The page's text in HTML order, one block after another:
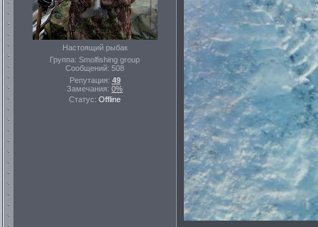
Настоящий рыбак
Группа: Smolfishing group
Сообщений: 508
Репутация: 49
Замечания: 0%
Статус: Offline